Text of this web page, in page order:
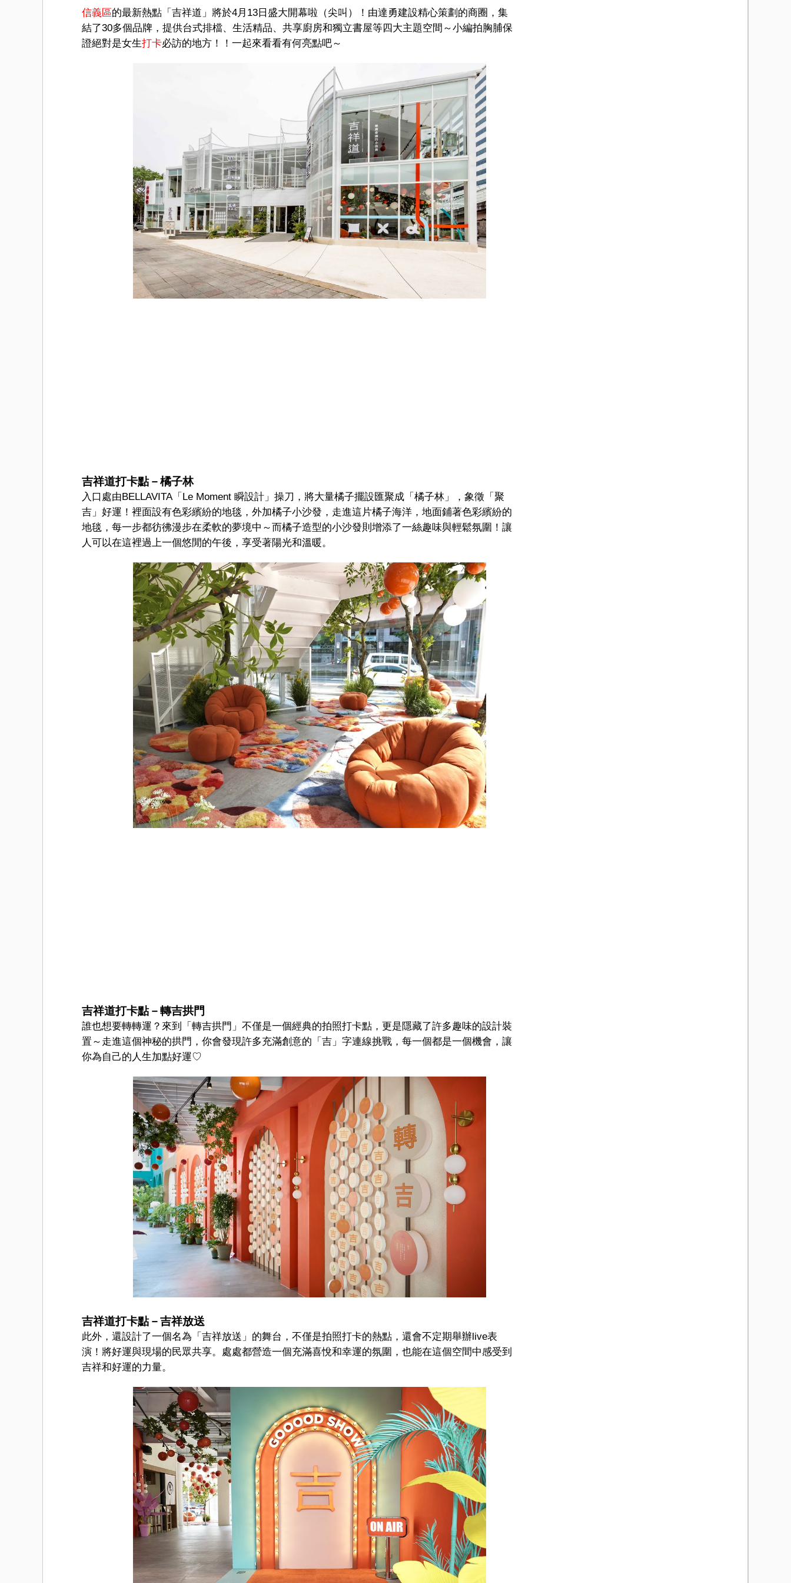
信義區的最新熱點「吉祥道」將於4月13日盛大開幕啦（尖叫）！由達勇建設精心策劃的商圈，集
結了30多個品牌，提供台式排檔、生活精品、共享廚房和獨立書屋等四大主題空間～小編拍胸脯保
證絕對是女生打卡必訪的地方！！一起來看看有何亮點吧～
吉祥道打卡點－橘子林
入口處由BELLAVITA「Le Moment 瞬設計」操刀，將大量橘子擺設匯聚成「橘子林」，象徵「聚
吉」好運！裡面設有色彩繽紛的地毯，外加橘子小沙發，走進這片橘子海洋，地面鋪著色彩繽紛的
地毯，每一步都彷彿漫步在柔軟的夢境中～而橘子造型的小沙發則增添了一絲趣味與輕鬆氛圍！讓
人可以在這裡過上一個悠閒的午後，享受著陽光和溫暖。
吉祥道打卡點－轉吉拱門
誰也想要轉轉運？來到「轉吉拱門」不僅是一個經典的拍照打卡點，更是隱藏了許多趣味的設計裝
置～走進這個神秘的拱門，你會發現許多充滿創意的「吉」字連線挑戰，每一個都是一個機會，讓
你為自己的人生加點好運♡
吉祥道打卡點－吉祥放送
此外，還設計了一個名為「吉祥放送」的舞台，不僅是拍照打卡的熱點，還會不定期舉辦live表
演！將好運與現場的民眾共享。處處都營造一個充滿喜悅和幸運的氛圍，也能在這個空間中感受到
吉祥和好運的力量。